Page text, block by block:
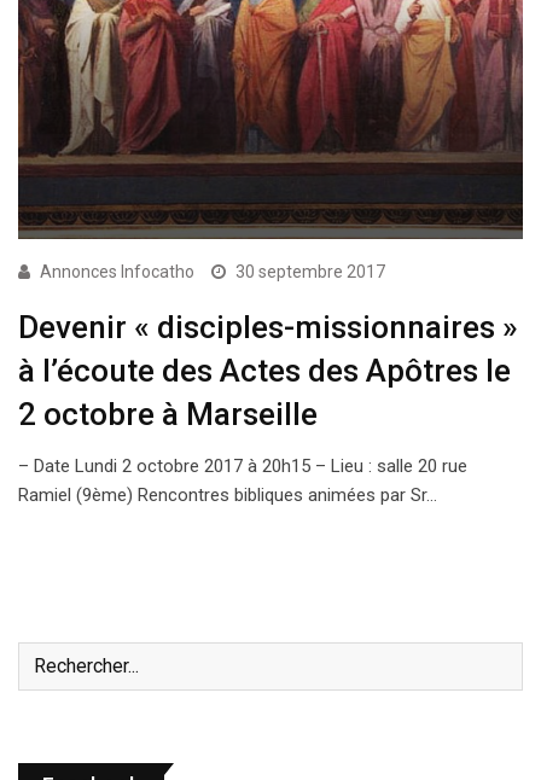
Annonces Infocatho 30 septembre 2017
Devenir « disciples-missionnaires »
à l’écoute des Actes des Apôtres le
2 octobre à Marseille
– Date Lundi 2 octobre 2017 à 20h15 – Lieu : salle 20 rue
Ramiel (9ème) Rencontres bibliques animées par Sr…